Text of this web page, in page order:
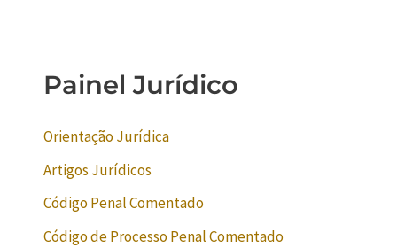
Painel Jurídico
Orientação Jurídica
Artigos Jurídicos
Código Penal Comentado
Código de Processo Penal Comentado